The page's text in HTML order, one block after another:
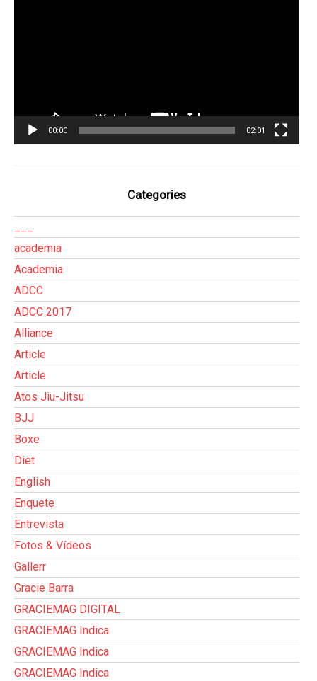
00:00 02:01
Categories
academia
Academia
ADCC
ADCC 2017
Alliance
Article
Article
Atos Jiu-Jitsu
BJJ
Boxe
Diet
English
Enquete
Entrevista
Fotos & Vídeos
Gallerr
Gracie Barra
GRACIEMAG DIGITAL
GRACIEMAG Indica
GRACIEMAG Indica
GRACIEMAG Indica